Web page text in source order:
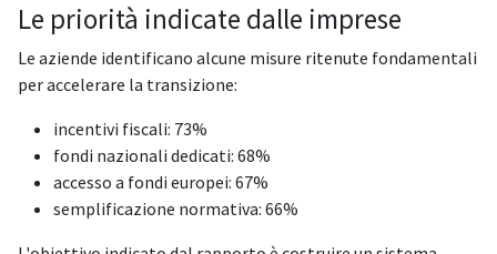
Le priorità indicate dalle imprese
Le aziende identificano alcune misure ritenute fondamentali
per accelerare la transizione:
incentivi fiscali: 73%
fondi nazionali dedicati: 68%
accesso a fondi europei: 67%
semplificazione normativa: 66%